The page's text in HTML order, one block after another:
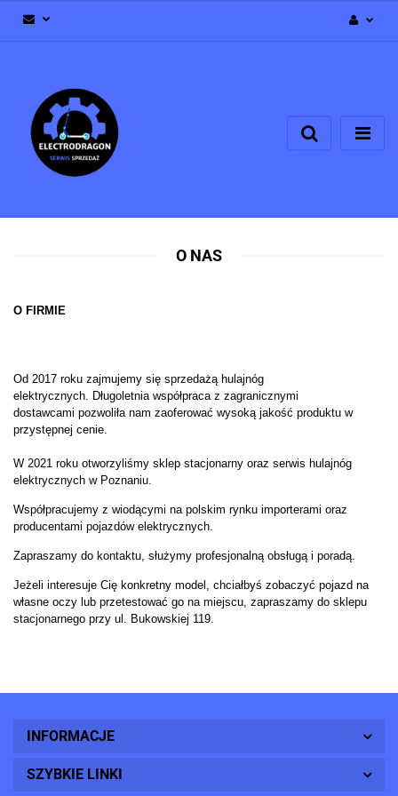
Zgody cookies
O NAS
O FIRMIE
Od 2017 roku zajmujemy się sprzedażą hulajnóg
elektrycznych. Długoletnia współpraca z zagranicznymi
dostawcami pozwoliła nam zaoferować wysoką jakość produktu w
przystępnej cenie.
W 2021 roku otworzyliśmy sklep stacjonarny oraz serwis hulajnóg
elektrycznych w Poznaniu.
Współpracujemy z wiodącymi na polskim rynku importerami oraz
producentami pojazdów elektrycznych.
Zapraszamy do kontaktu, służymy profesjonalną obsługą i poradą.
Jeżeli interesuje Cię konkretny model, chciałbyś zobaczyć pojazd na
własne oczy lub przetestować go na miejscu, zapraszamy do sklepu
stacjonarnego przy ul. Bukowskiej 119.
INFORMACJE
SZYBKIE LINKI